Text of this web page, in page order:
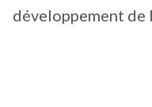
développement de